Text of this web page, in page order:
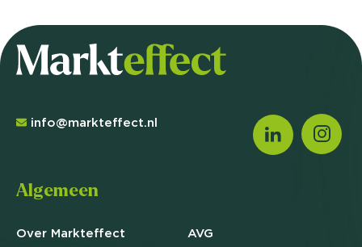
info@markteffect.nl
Algemeen
Over Markteffect
AVG